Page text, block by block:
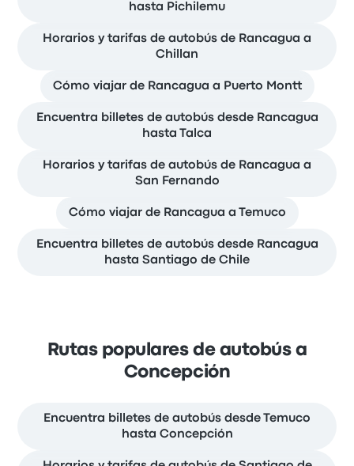
hasta Pichilemu
Horarios y tarifas de autobús de Rancagua a
Chillan
Cómo viajar de Rancagua a Puerto Montt
Encuentra billetes de autobús desde Rancagua
hasta Talca
Horarios y tarifas de autobús de Rancagua a
San Fernando
Cómo viajar de Rancagua a Temuco
Encuentra billetes de autobús desde Rancagua
hasta Santiago de Chile
Rutas populares de autobús a
Concepción
Encuentra billetes de autobús desde Temuco
hasta Concepción